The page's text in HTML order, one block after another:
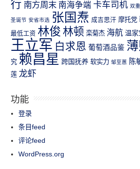
行 南方周末 南海争端 卡车司机 双
圣诞节 安省市选 张国焘 成吉思汗 摩托党
最低工资 林俊 林顿 栾菊杰 海航 温家
王立军 白求恩 葡萄酒品鉴
究 赖昌星 跨国抚养 软实力 邹至蕙 陈
莲 龙虾
功能
登录
条目feed
评论feed
WordPress.org